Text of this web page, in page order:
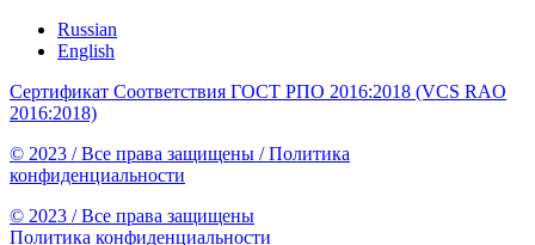
Russian
English
Сертификат Соответствия ГОСТ РПО 2016:2018 (VCS RAO
2016:2018)
© 2023 / Все права защищены / Политика
конфиденциальности
© 2023 / Все права защищены
Политика конфиденциальности